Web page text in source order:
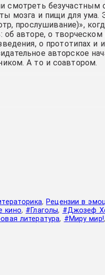
смотреть
мозга и пищи для ума.
прослушивание)»,
об авторе, о
о прототипах и
авторское
А то и соавтором.
,Рецензии в
кино, #Глаголы, #Джозеф
литература, #Миру мир!,